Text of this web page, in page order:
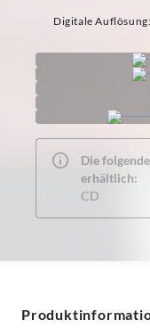
Digitale Auflösung:
Die
erhältlich:
CD